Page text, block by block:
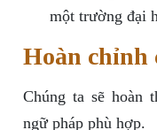
một trường đại
Hoàn chỉnh
Chúng ta sẽ hoàn
ngữ pháp phù hợp.